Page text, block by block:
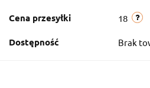
Cena przesyłki 18
Dostępność Brak